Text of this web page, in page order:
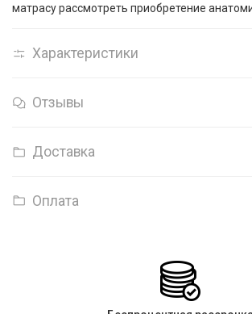
матрасу рассмотреть приобретение
Характеристики
Отзывы
Доставка
Оплата